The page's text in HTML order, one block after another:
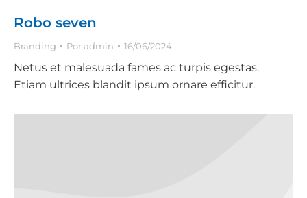
Robo seven
Branding Por admin 16/06/2024
Netus et malesuada fames ac turpis egestas.
Etiam ultrices blandit ipsum ornare efficitur.